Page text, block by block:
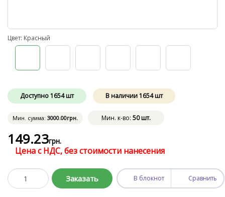
Цвет: Красный
Доступно1654 шт В наличии1654шт
Мин. сумма: 3000.00грн. Мин. к-во: 50 шт.
149.23грн.
Цена с НДС, без стоимости нанесения
Заказать В блокнот Сравнить